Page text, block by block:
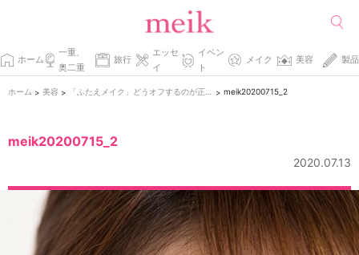
ホーム
一重、
奥二重
旅行
エッセ
イ
イベン
ト
メイク 美容 製品
ホーム > 美容 > > meik20200715_2
meik20200715_2
2020.07.13